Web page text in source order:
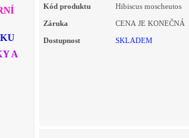
A
Kód produktu Hibiscus moscheutos
Záruka CENA JE KONEČNÁ
Dostupnost SKLADEM